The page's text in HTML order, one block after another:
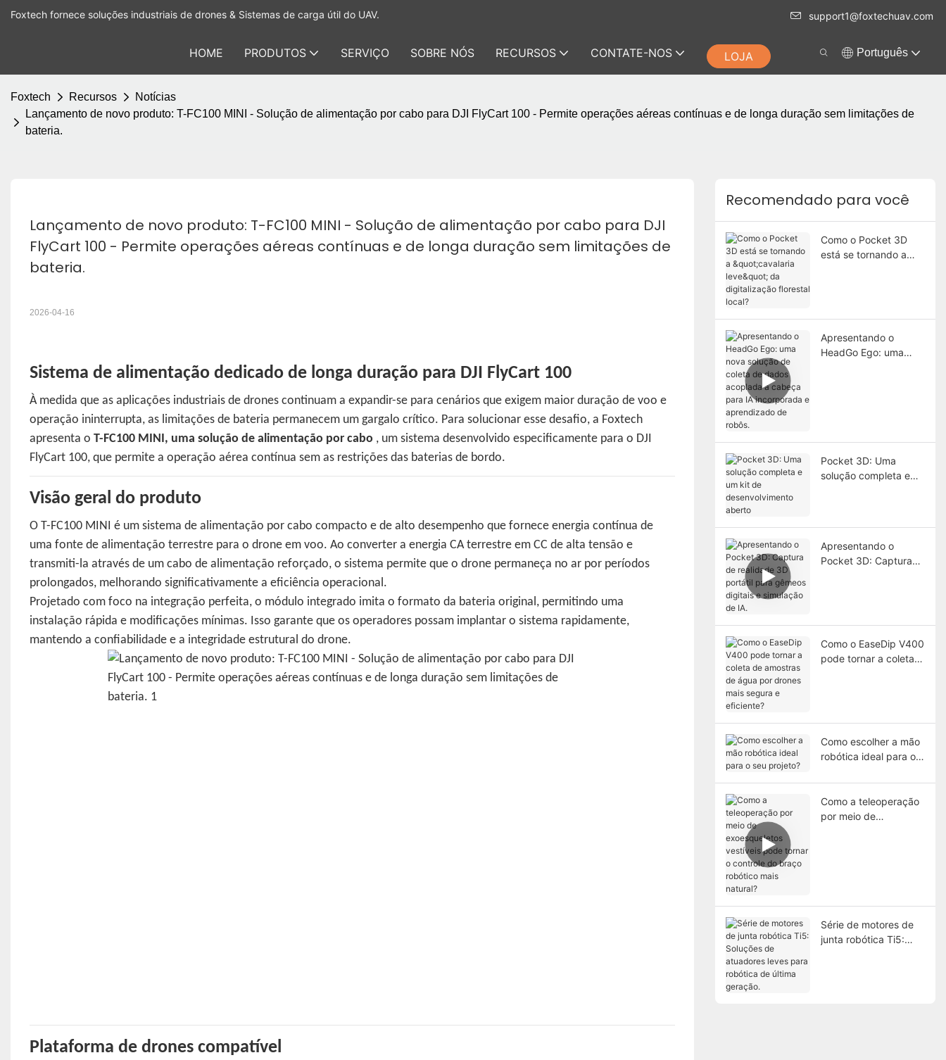
Foxtech fornece soluções industriais de drones & Sistemas de carga útil do UAV. support1@foxtechuav.com
HOME PRODUTOS SERVIÇO SOBRE NÓS RECURSOS CONTATE-NOS LOJA Português
Foxtech Recursos
Notícias
Lançamento de novo produto: T-FC100 MINI - Solução de alimentação por cabo para DJI FlyCart 100 - Permite operações aéreas contínuas e de longa duração sem limitações de
bateria.
Lançamento de novo produto: T-FC100 MINI - Solução de alimentação por cabo para DJI
FlyCart 100 - Permite operações aéreas contínuas e de longa duração sem limitações de
bateria.
2026-04-16
Sistema de alimentação dedicado de longa duração para DJI FlyCart 100
À medida que as aplicações industriais de drones continuam a expandir-se para cenários que exigem maior duração de voo e
operação ininterrupta, as limitações de bateria permanecem um gargalo crítico. Para solucionar esse desafio, a Foxtech
apresenta o T-FC100 MINI, uma solução de alimentação por cabo , um sistema desenvolvido especificamente para o DJI
FlyCart 100, que permite a operação aérea contínua sem as restrições das baterias de bordo.
Visão geral do produto
O T-FC100 MINI é um sistema de alimentação por cabo compacto e de alto desempenho que fornece energia contínua de
uma fonte de alimentação terrestre para o drone em voo. Ao converter a energia CA terrestre em CC de alta tensão e
transmiti-la através de um cabo de alimentação reforçado, o sistema permite que o drone permaneça no ar por períodos
prolongados, melhorando significativamente a eficiência operacional.
Projetado com foco na integração perfeita, o módulo integrado imita o formato da bateria original, permitindo uma
instalação rápida e modificações mínimas. Isso garante que os operadores possam implantar o sistema rapidamente,
mantendo a confiabilidade e a integridade estrutural do drone.
Plataforma de drones compatível
Recomendado para você
Como o Pocket 3D
está se tornando a
Apresentando o
HeadGo Ego: uma
robôs.
Pocket 3D: Uma
solução completa e
Apresentando o
Pocket 3D: Captura
Como o EaseDip V400
pode tornar a coleta
Como escolher a mão
robótica ideal para o
Como a teleoperação
por meio de
Série de motores de
junta robótica Ti5: